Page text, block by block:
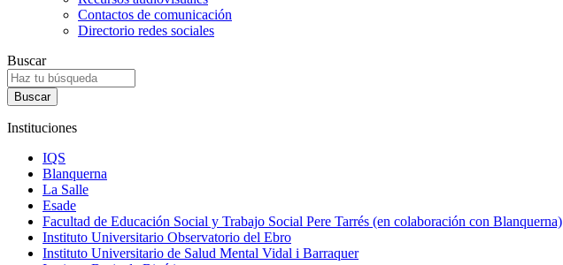
Contactos de comunicación
Directorio redes sociales
Buscar
Instituciones
IQS
Blanquerna
La Salle
Esade
Facultad de Educación Social y Trabajo Social Pere Tarrés (en colaboración con Blanquerna)
Instituto Universitario Observatorio del Ebro
Instituto Universitario de Salud Mental Vidal i Barraquer